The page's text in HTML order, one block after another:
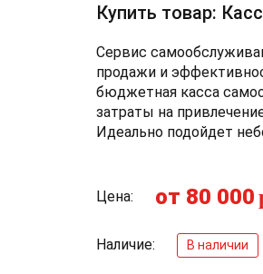
Купить товар:
Сервис
продажи и
бюджетная касса
затраты на
Идеально подойдет
Цена: от 80 000
Наличие: В наличии